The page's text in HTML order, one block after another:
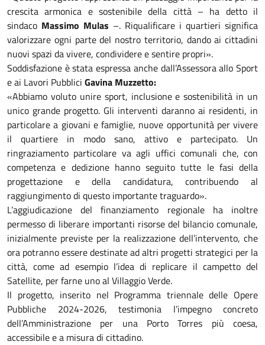
crescita armonica e sostenibile della città – ha detto il
sindaco Massimo Mulas –. Riqualificare i quartieri significa
valorizzare ogni parte del nostro territorio, dando ai cittadini
nuovi spazi da vivere, condividere e sentire propri».
Soddisfazione è stata espressa anche dall’Assessora allo Sport
e ai Lavori Pubblici Gavina Muzzetto:
«Abbiamo voluto unire sport, inclusione e sostenibilità in un
unico grande progetto. Gli interventi daranno ai residenti, in
particolare a giovani e famiglie, nuove opportunità per vivere
il quartiere in modo sano, attivo e partecipato. Un
ringraziamento particolare va agli uffici comunali che, con
competenza e dedizione hanno seguito tutte le fasi della
progettazione e della candidatura, contribuendo al
raggiungimento di questo importante traguardo».
L’aggiudicazione del finanziamento regionale ha inoltre
permesso di liberare importanti risorse del bilancio comunale,
inizialmente previste per la realizzazione dell’intervento, che
ora potranno essere destinate ad altri progetti strategici per la
città, come ad esempio l’idea di replicare il campetto del
Satellite, per farne uno al Villaggio Verde.
Il progetto, inserito nel Programma triennale delle Opere
Pubbliche 2024-2026, testimonia l’impegno concreto
dell’Amministrazione per una Porto Torres più coesa,
accessibile e a misura di cittadino.